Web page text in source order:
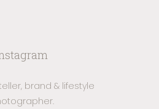
brand & lifestyle